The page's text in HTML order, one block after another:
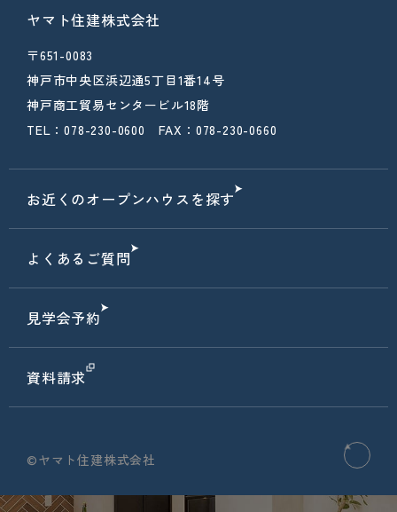
ヤマト住建株式会社
〒651-0083
神戸市中央区浜辺通5丁目1番14号
神戸商工貿易センタービル18階
TEL：078-230-0600 FAX：078-230-0660
お近くのオープンハウスを探す
よくあるご質問
見学会予約
資料請求
©ヤマト住建株式会社